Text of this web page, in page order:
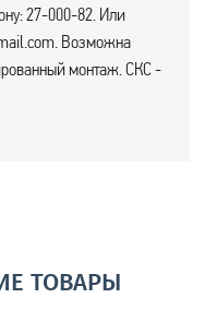
27-000-82. Или
Возможна
монтаж. СКС -
ТОВАРЫ